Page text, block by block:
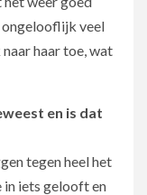
ongelooflijk veel
haar toe, wat
en is dat
tegen heel het
in iets gelooft en